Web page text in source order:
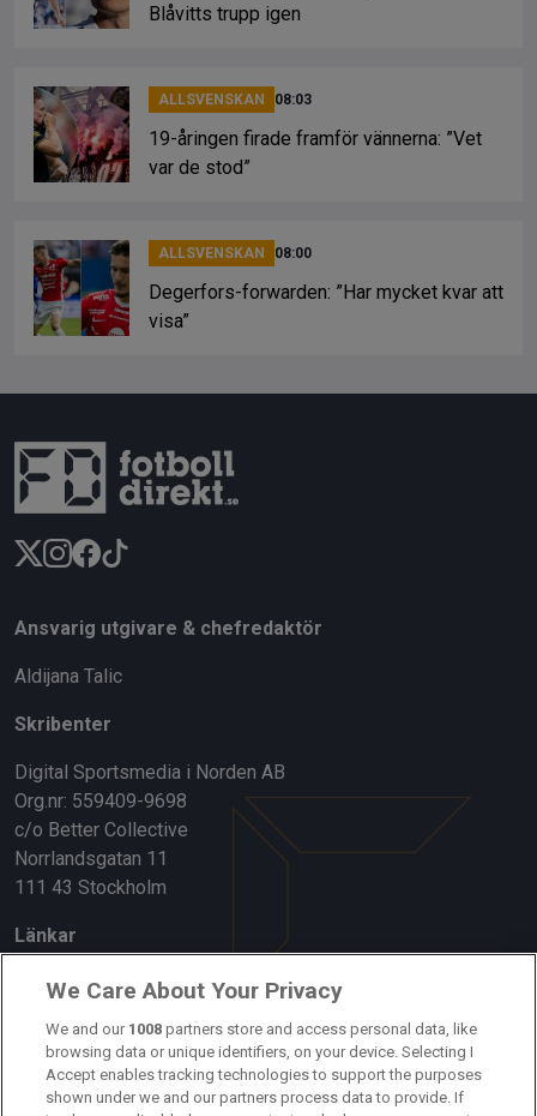
Blåvitts trupp igen
ALLSVENSKAN 08:03
19-åringen firade framför vännerna: ”Vet
var de stod”
ALLSVENSKAN 08:00
Degerfors-forwarden: ”Har mycket kvar att
visa”
Ansvarig utgivare & chefredaktör
Aldijana Talic
Skribenter
Digital Sportsmedia i Norden AB
Org.nr: 559409-9698
c/o Better Collective
Norrlandsgatan 11
111 43 Stockholm
Länkar
Om oss
Kontakta oss
Kundtjänst
We Care About Your Privacy
We and our 1008 partners store and access personal data, like
browsing data or unique identifiers, on your device. Selecting I
Accept enables tracking technologies to support the purposes
shown under we and our partners process data to provide. If